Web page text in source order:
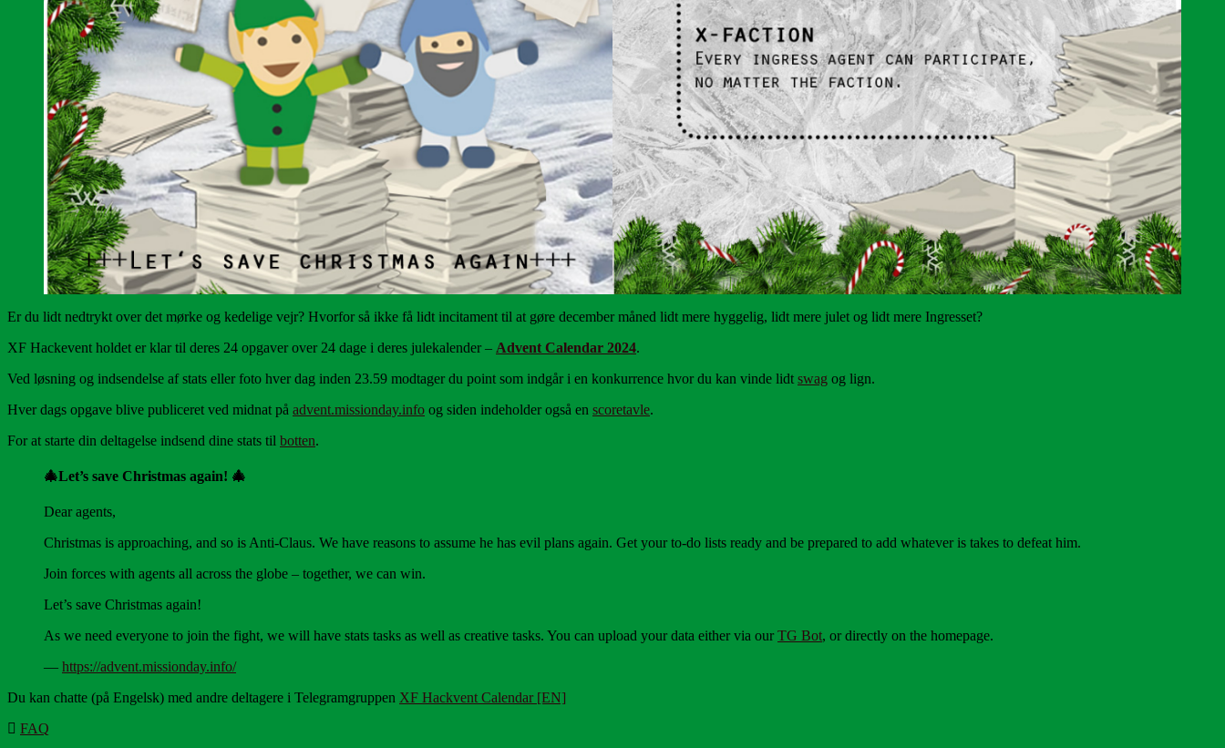
Er du lidt nedtrykt over det mørke og kedelige vejr? Hvorfor så ikke få lidt incitament til at gøre december måned lidt mere hyggelig, lidt mere julet og lidt mere Ingresset?
XF Hackevent holdet er klar til deres 24 opgaver over 24 dage i deres julekalender – Advent Calendar 2024.
Ved løsning og indsendelse af stats eller foto hver dag inden 23.59 modtager du point som indgår i en konkurrence hvor du kan vinde lidt swag og lign.
Hver dags opgave blive publiceret ved midnat på advent.missionday.info og siden indeholder også en scoretavle.
For at starte din deltagelse indsend dine stats til botten.
🎄Let’s save Christmas again! 🎄
Dear agents,
Christmas is approaching, and so is Anti-Claus. We have reasons to assume he has evil plans again. Get your to-do lists ready and be prepared to add whatever is takes to defeat him.
Join forces with agents all across the globe – together, we can win.
Let’s save Christmas again!
As we need everyone to join the fight, we will have stats tasks as well as creative tasks. You can upload your data either via ourTG Bot, or directly on the homepage.
— https://advent.missionday.info/
Du kan chatte (på Engelsk) med andre deltagere i Telegramgruppen XF Hackvent Calendar [EN]
FAQ